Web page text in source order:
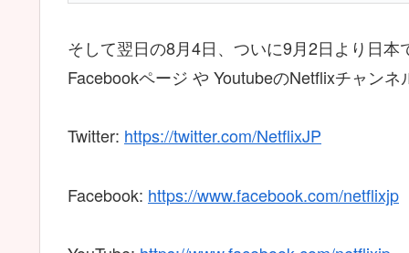
そして翌日の8月4日、ついに9月2日より日
Facebookページ や YoutubeのNetflixチャン
Twitter: https://twitter.com/NetflixJP
Facebook: https://www.facebook.com/netflixjp